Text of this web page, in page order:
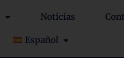
Noticias
Español